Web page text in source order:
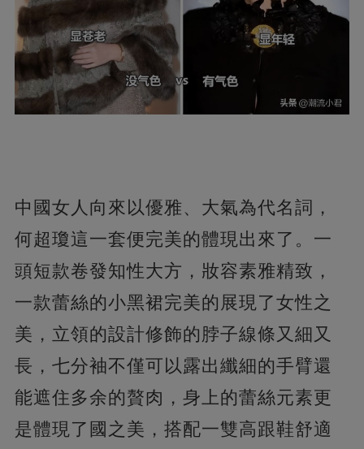
中國女人向來以優雅、大氣為代名詞，
何超瓊這一套便完美的體現出來了。一
頭短款卷發知性大方，妝容素雅精致，
一款蕾絲的小黑裙完美的展現了女性之
美，立領的設計修飾的脖子線條又細又
長，七分袖不僅可以露出纖細的手臂還
能遮住多余的贅肉，身上的蕾絲元素更
是體現了國之美，搭配一雙高跟鞋舒適